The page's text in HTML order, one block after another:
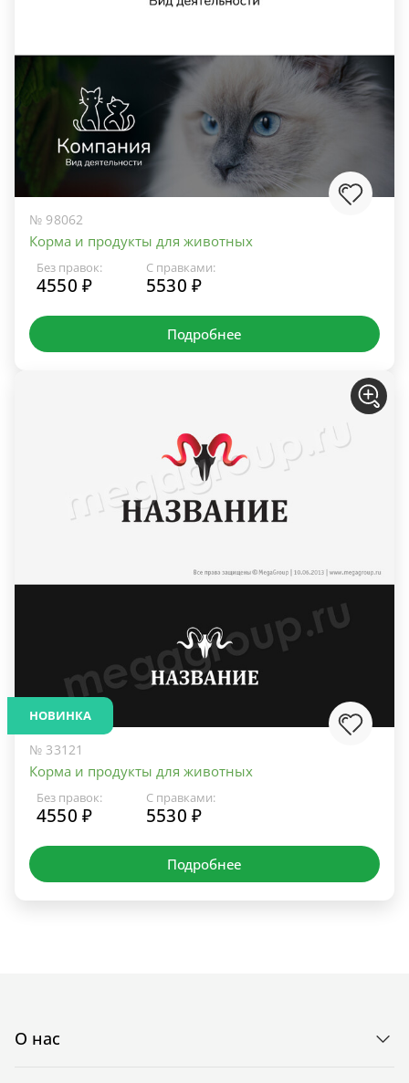
№ 98062
Корма и продукты для животных
Без правок:
4550 ₽
С правками:
5530 ₽
Подробнее
НОВИНКА
№ 33121
Корма и продукты для животных
Без правок:
4550 ₽
С правками:
5530 ₽
Подробнее
О нас